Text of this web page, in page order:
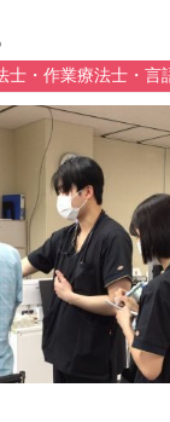
士・作業療法士・言